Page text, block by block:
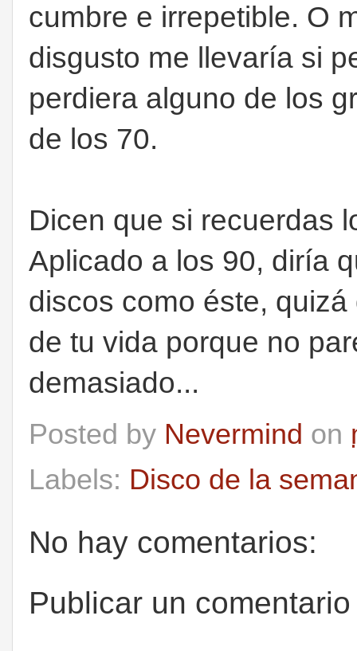
cumbre e irrepetible. O
disgusto me llevaría si
perdiera alguno de los
de los 70.
Dicen que si recuerdas
Aplicado a los 90, diría
discos como éste,
de tu vida porque no
demasiado...
Posted by Nevermind on
Labels: Disco de la
No hay comentarios:
Publicar un comentario